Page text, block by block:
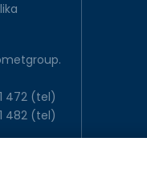
472(tel)
482(tel)